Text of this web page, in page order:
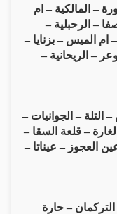
– المالكية – ام
– الرحبلية –
– ام الميس – بزنايا –
– الريحانية –
– الجوانيات –
– قلعة السقا –
– عيناتا –
– حارة